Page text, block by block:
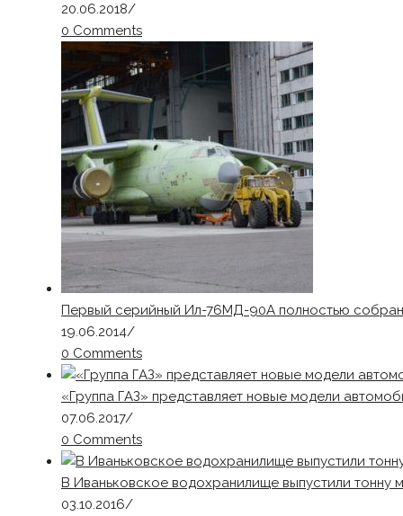
20.06.2018/
0 Comments
Первый серийный Ил-76МД-90А полностью собран
19.06.2014/
0 Comments
«Группа ГАЗ» представляет новые модели
07.06.2017/
0 Comments
В Иваньковское водохранилище выпустили тонну
03.10.2016/